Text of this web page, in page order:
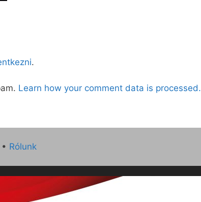
.
Learn how your comment data is processed.
• Rólunk